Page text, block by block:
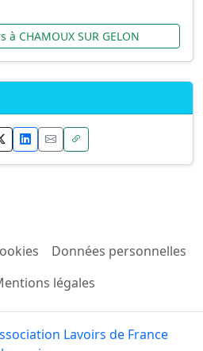
à CHAMOUX SUR GELON
Données personnelles
légales
Lavoirs de France